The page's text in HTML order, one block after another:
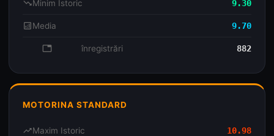
trending_downMinim Istoric 9.30
analyticsMedia 9.70
database înregistrări 882
MOTORINA STANDARD
trending_upMaxim Istoric 10.98